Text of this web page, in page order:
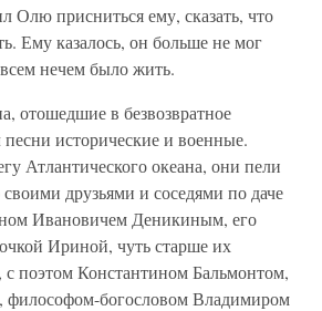
Олю присниться ему, сказать, что
Ему казалось, он больше не мог
нечем было жить.
отошедшие в безвозвратное
исторические и военные.
Атлантического океана, они пели
друзьями и соседями по даче
Ивановичем Деникиным, его
Ириной, чуть старше их
поэтом Константином Бальмонтом,
философом-богословом Владимиром